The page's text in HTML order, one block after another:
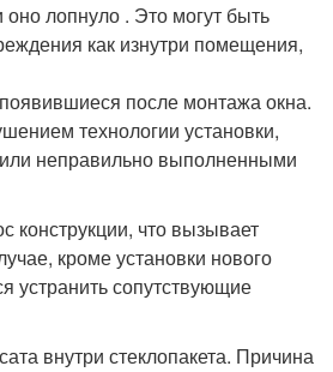
оно лопнуло . Это могут быть
как изнутри помещения,
после монтажа окна.
технологии установки,
неправильно выполненными
конструкции, что вызывает
кроме установки нового
устранить сопутствующие
внутри стеклопакета. Причина